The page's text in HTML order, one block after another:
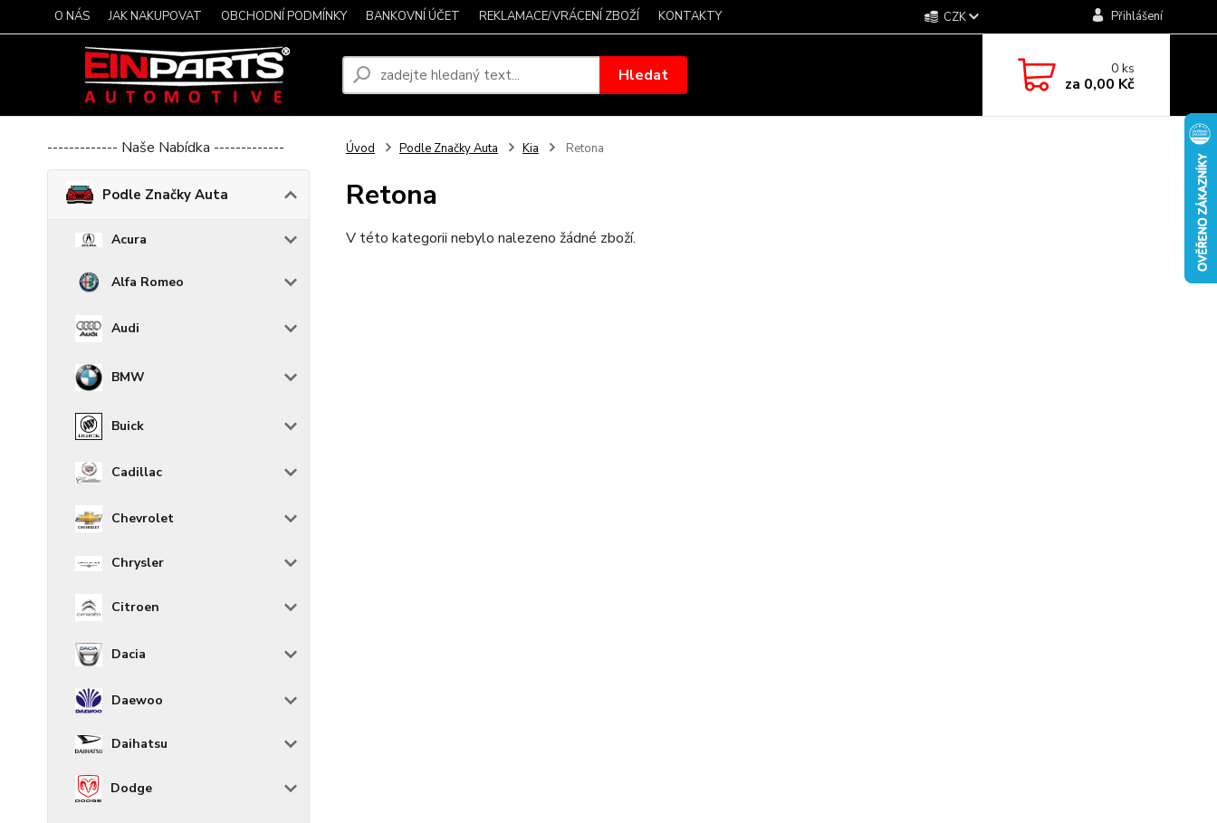
O NÁS JAK NAKUPOVAT OBCHODNÍ PODMÍNKY BANKOVNÍ ÚČET REKLAMACE/VRÁCENÍ ZBOŽÍ KONTAKTY CZK Přihlášení
Hledat 0ks
za 0,00 Kč
------------- Naše Nabídka -------------
Podle Značky Auta
Acura
Alfa Romeo
Audi
BMW
Buick
Cadillac
Chevrolet
Chrysler
Citroen
Dacia
Daewoo
Daihatsu
Dodge
Úvod Podle Značky Auta Kia Retona
Retona
V této kategorii nebylo nalezeno žádné zboží.